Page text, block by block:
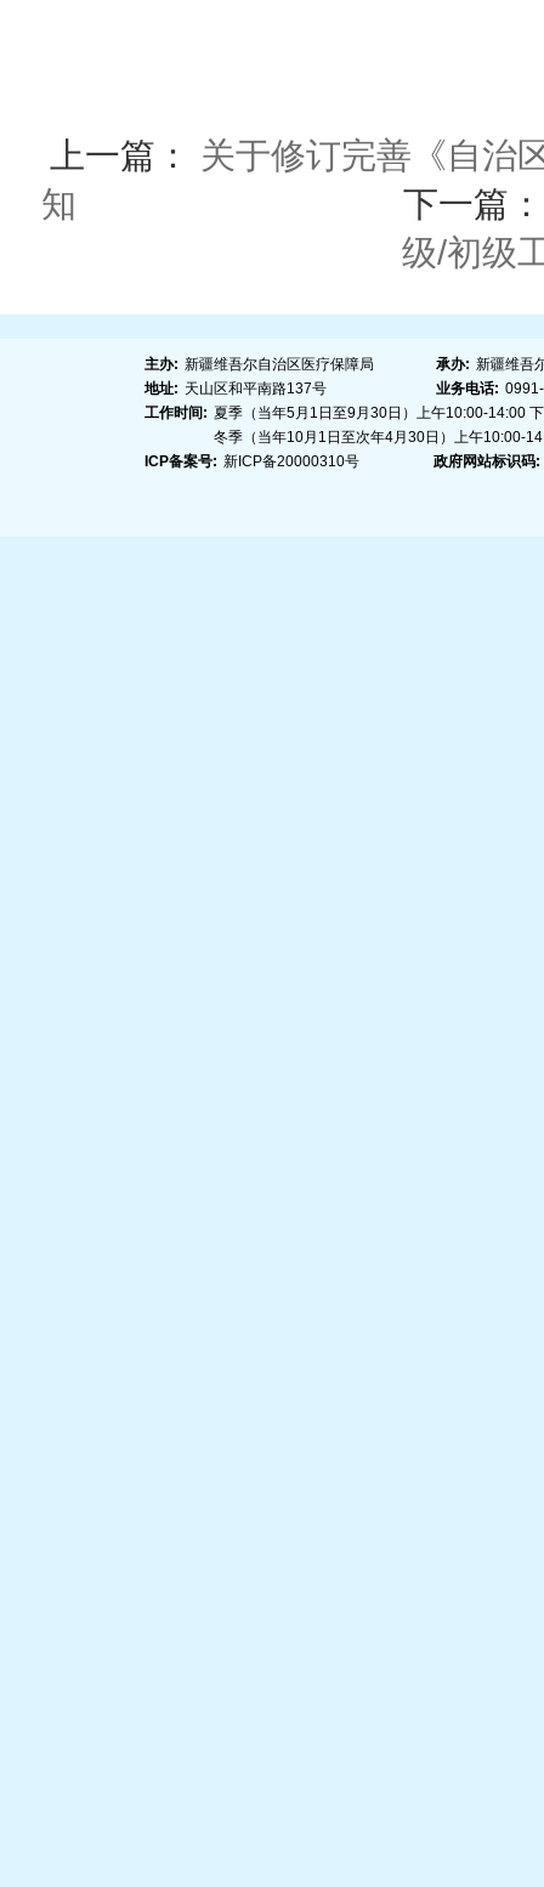
上一篇： 关于修订完善《自治
知 下一篇
级/初级
主办: 新疆维吾尔自治区医疗保障局 承办: 新疆维吾
地址: 天山区和平南路137号 业务电话:
工作时间: 夏季（当年5月1日至9月30日）上午10:00-14:00
冬季（当年10月1日至次年4月30日）上午10:00-
ICP备案号: 新ICP备20000310号 政府网站标识码: